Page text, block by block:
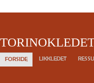
Likkledet
Forskningen
Bildet
FORSIDE LIKKLEDET